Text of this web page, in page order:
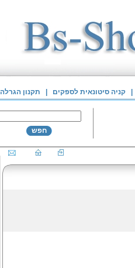
קניה סיטונאית לספקים תקנון הגרלה
חפש